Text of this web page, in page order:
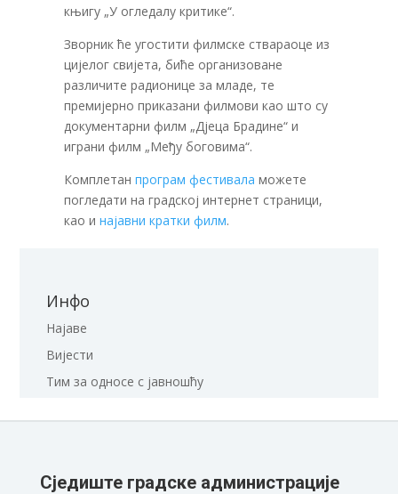
књигу „У огледалу критике“.
Зворник ће угостити филмске ствараоце из
цијелог свијета, биће организоване
различите радионице за младе, те
премијерно приказани филмови као што су
документарни филм „Дјеца Брадине“ и
играни филм „Међу боговима“.
Комплетанпрограм фестиваламожете
погледати на градској интернет страници,
као инајавни кратки филм.
Инфо
Најаве
Вијести
Тим за односе с јавношћу
Сједиште градске администрације